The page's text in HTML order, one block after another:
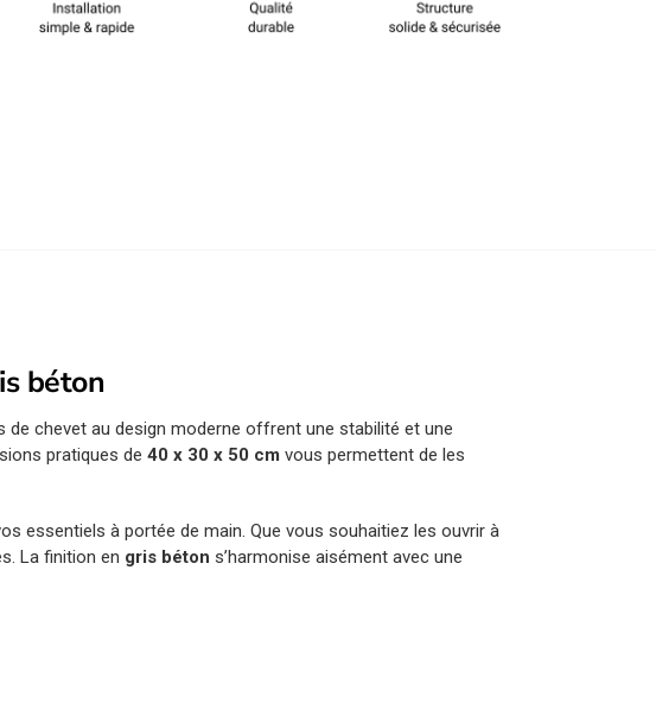
béton
de chevet au design moderne offrent une stabilité et une
pratiques de40 x 30 x 50 cm vous permettent de les
essentiels à portée de main. Que vous souhaitiez les ouvrir à
La finition en gris béton s’harmonise aisément avec une